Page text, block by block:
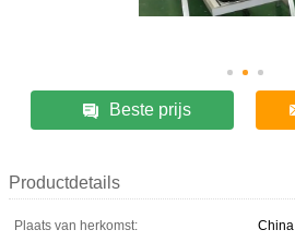
Beste prijs
Productdetails
Plaats van herkomst:
China